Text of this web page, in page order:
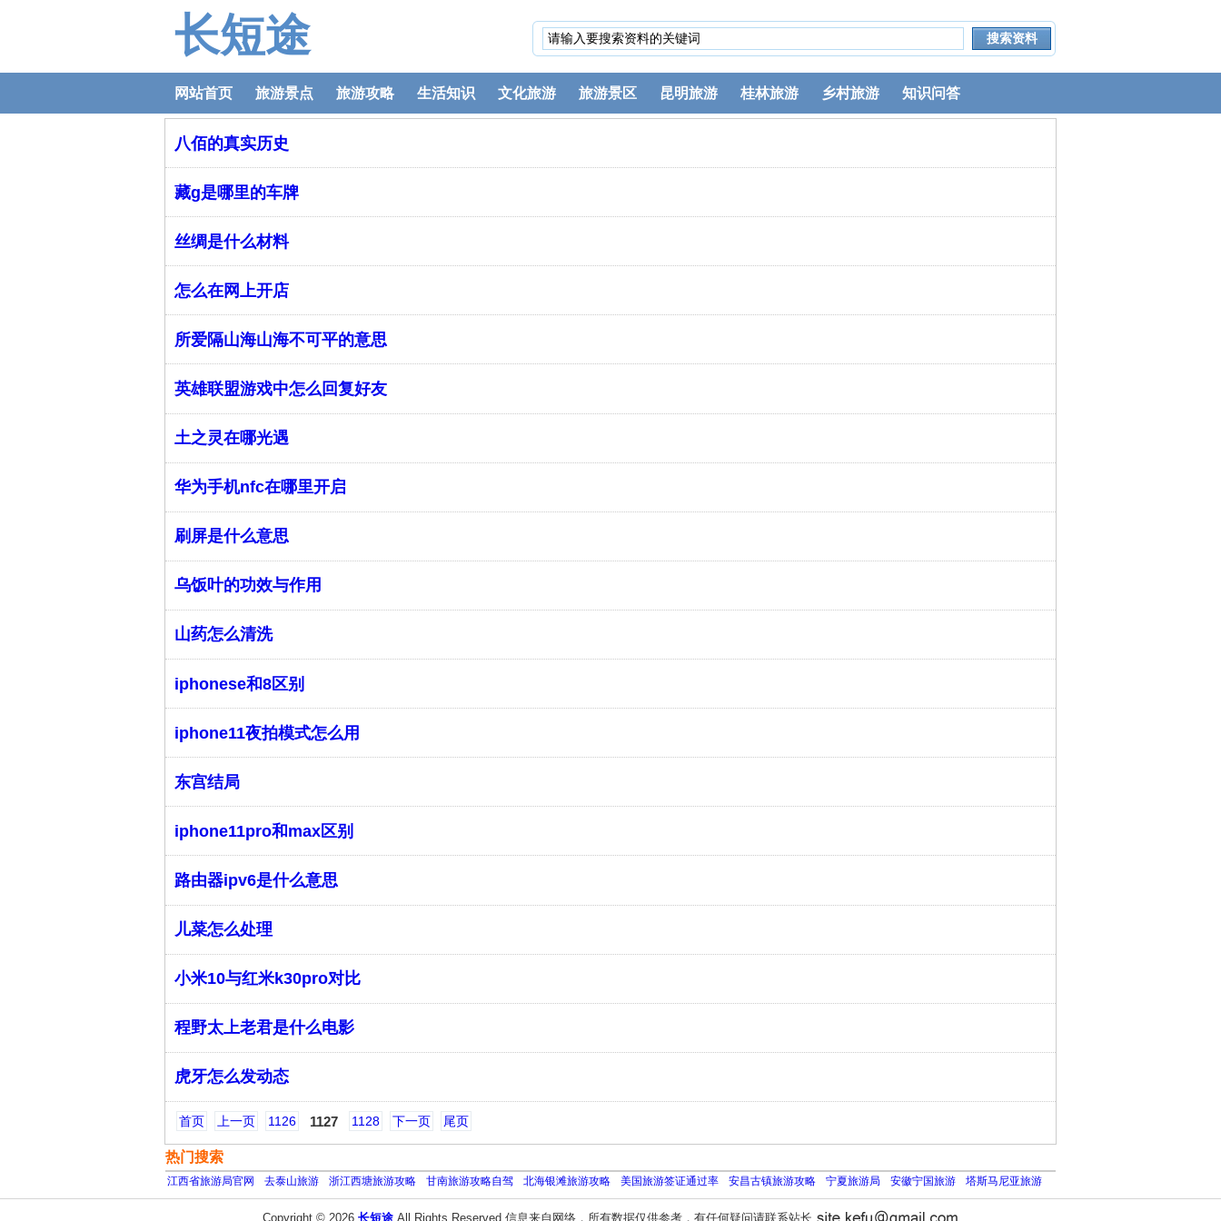
长短途
网站首页 旅游景点 旅游攻略 生活知识 文化旅游 旅游景区 昆明旅游 桂林旅游 乡村旅游 知识问答
八佰的真实历史
藏g是哪里的车牌
丝绸是什么材料
怎么在网上开店
所爱隔山海山海不可平的意思
英雄联盟游戏中怎么回复好友
土之灵在哪光遇
华为手机nfc在哪里开启
刷屏是什么意思
乌饭叶的功效与作用
山药怎么清洗
iphonese和8区别
iphone11夜拍模式怎么用
东宫结局
iphone11pro和max区别
路由器ipv6是什么意思
儿菜怎么处理
小米10与红米k30pro对比
程野太上老君是什么电影
虎牙怎么发动态
首页 上一页 1126 1127 1128 下一页 尾页
热门搜索
江西省旅游局官网 去泰山旅游 浙江西塘旅游攻略 甘南旅游攻略自驾 北海银滩旅游攻略 美国旅游签证通过率 安昌古镇旅游攻略 宁夏旅游局 安徽宁国旅游 塔斯马尼亚旅游
Copyright © 2026 长短途All Rights Reserved 信息来自网络，所有数据仅供参考，有任何疑问请联系站长